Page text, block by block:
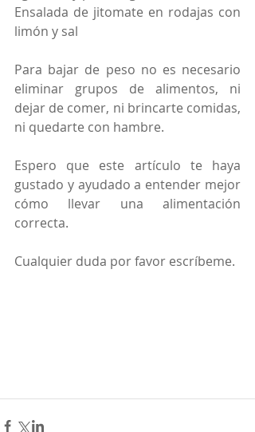
Ensalada de jitomate en rodajas con
limón y sal
Para bajar de peso no es necesario
eliminar grupos de alimentos, ni
dejar de comer, ni brincarte comidas,
ni quedarte con hambre.
Espero que este artículo te haya
gustado y ayudado a entender mejor
cómo llevar una alimentación
correcta.
Cualquier duda por favor escríbeme.